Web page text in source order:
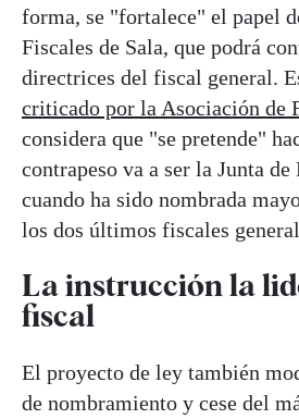
forma, se "fortalece" el papel
Fiscales de Sala, que podrá
directrices del fiscal general.
criticado por la Asociación de
considera que "se pretende"
contrapeso va a ser la Junta de
cuando ha sido nombrada
los dos últimos fiscales
La instrucción la
fiscal
El proyecto de ley también
de nombramiento y cese del